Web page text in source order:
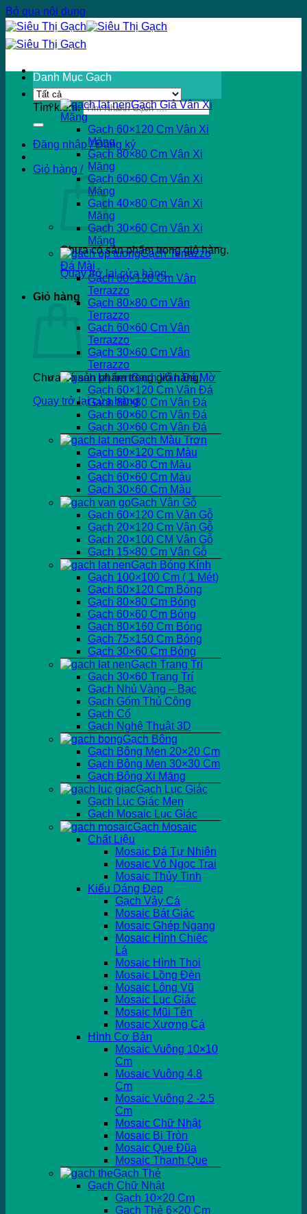
Bỏ qua nội dung
Tìm kiếm:
Đăng nhập / Đăng ký
Giỏ hàng /
Chưa có sản phẩm trong giỏ hàng.
Quay trở lại cửa hàng
Giỏ hàng
Chưa có sản phẩm trong giỏ hàng.
Quay trở lại cửa hàng
Danh Mục Gạch
Gạch Giả Vân Xi
Măng
Gạch 60×120 Cm Vân Xi
Măng
Gạch 80×80 Cm Vân Xi
Măng
Gạch 60×60 Cm Vân Xi
Măng
Gạch 40×80 Cm Vân Xi
Măng
Gạch 30×60 Cm Vân Xi
Măng
Gạch Terrazzo
Đá Mài
Gạch 60×120 Cm Vân
Terrazzo
Gạch 80×80 Cm Vân
Terrazzo
Gạch 60×60 Cm Vân
Terrazzo
Gạch 30×60 Cm Vân
Terrazzo
Gạch Vân Đá Mờ
Gạch 60×120 Cm Vân Đá
Gạch 80×80 Cm Vân Đá
Gạch 60×60 Cm Vân Đá
Gạch 30×60 Cm Vân Đá
Gạch Màu Trơn
Gạch 60×120 Cm Màu
Gạch 80×80 Cm Màu
Gạch 60×60 Cm Màu
Gạch 30×60 Cm Màu
Gạch Vân Gỗ
Gạch 60×120 Cm Vân Gỗ
Gạch 20×120 Cm Vân Gỗ
Gạch 20×100 CM Vân Gỗ
Gạch 15×80 Cm Vân Gỗ
Gạch Bóng Kính
Gạch 100×100 Cm ( 1 Mét)
Gạch 60×120 Cm Bóng
Gạch 80×80 Cm Bóng
Gạch 60×60 Cm Bóng
Gạch 80×160 Cm Bóng
Gạch 75×150 Cm Bóng
Gạch 30×60 Cm Bóng
Gạch Trang Trí
Gạch 30×60 Trang Trí
Gạch Nhủ Vàng – Bạc
Gạch Gốm Thủ Công
Gạch Cổ
Gạch Nghệ Thuật 3D
Gạch Bông
Gạch Bông Men 20×20 Cm
Gạch Bông Men 30×30 Cm
Gạch Bông Xi Măng
Gạch Lục Giác
Gạch Lục Giác Men
Gạch Mosaic Lục Giác
Gạch Mosaic
Chất Liệu
Mosaic Đá Tự Nhiên
Mosaic Vỏ Ngọc Trai
Mosaic Thủy Tinh
Kiểu Dáng Đẹp
Gạch Vảy Cá
Mosaic Bát Giác
Mosaic Ghép Ngang
Mosaic Hình Chiếc
Lá
Mosaic Hình Thoi
Mosaic Lồng Đèn
Mosaic Lông Vũ
Mosaic Lục Giác
Mosaic Mũi Tên
Mosaic Xương Cá
Hình Cơ Bản
Mosaic Vuông 10×10
Cm
Mosaic Vuông 4.8
Cm
Mosaic Vuông 2 -2.5
Cm
Mosaic Chữ Nhật
Mosaic Bi Tròn
Mosaic Que Đũa
Mosaic Thanh Que
Gạch Thẻ
Gạch Chữ Nhật
Gạch 10×20 Cm
Gạch Thẻ 6×20 Cm